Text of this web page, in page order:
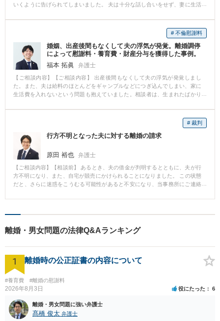
いくように告げられてしまいました。 夫は十分な話し合いをせず、妻に生活
生活する家も資金もなく、路頭に迷いかねないと疲弊した様子でご相談に来
られました。 【相談後】 ご相談を受けて直ちに受任し、まず婚姻費用の請求
を行いました。 月々の生活費に加え、相当額の子の学費分も確保することが
できました。 離婚については、一貫して離婚を認めない主張を行い、調停不
成立後の離婚裁判においても争いました。 その結果、尋問手続後に、裁判官
から離婚は認められない心証の開示があったところで夫側は離婚を諦め、訴
訟の取下げにより終了し、同居を再開しました。 【コメント】 離婚を一方的
に選択すれば他方配偶者の生活・老後の期待を大いに侵害する重大な結果を
伴います。 配偶者からの身勝手な離婚請求であれば、財産や身を守るために
も慎重な判断が必要です。 是非とも専門家の意見を得ることをおすすめしま
にならないことも多いです。 突然離婚を求められる相手方にも配慮して、円
満に離婚できるよう進めていくことが肝要です。 そのため、どのような条
件・方法での離婚を進めていくべきか専門家の意見を取り入れることをおす
すめします。
# 不倫慰謝料
婚姻、出産後間もなくして夫の浮気が発覚。離婚調停
によって慰謝料・養育費・財産分与を獲得した事例。
福本 拓眞
弁護士
【ご相談内容】【ご相談内容】 出産後間もなくして夫の浮気が発覚しまし
た。また、夫は給料のほとんどをギャンブルなどにつぎ込んでしまい、家に
生活費を入れないという問題も抱えていました。相談者は、生まれたばかり
でした。相談者としては、離婚したいという意思を有しているものの、慰謝
料や養育費といったものもきちんと払ってもらえるか不安があり、離婚に踏
み切れない状態でした。また、その時点ではまだ夫と同居していました。
【解決の過程と結果】 ご依頼後にまず相談者にお願いしたことは、浮気の証
拠を確保していただくことでした。具体的には、夫の浮気相手の女性とのメ
ッセージのやりとりをしている画面のスクリーンショット、あわよくば夫が
それを認めている念書を獲得していただくようにお願いしました。これらは
慰謝料を払ってもらうための強力な武器になるからです。そして、それらの
証拠を確保した上で別居に踏み出していただくようにお願いし、調停を起こ
した上で婚姻費用を支払ってもらいながら手続を進めていくことをご提案し
で話した時は不貞を認めていても、弁護士が入ったことを知ったことによっ
て相手方が身構えてしまい、不貞を否定するに至るということはよくありま
保、慰謝料獲得の大きな武器を手に入れることができました。交渉を有利に
進めていくためには、このように戦略が必要とあなります。とても満足して
いただいたと感じています。
# 裁判
行方不明となった夫に対する離婚の請求
原田 裕也 弁護士
【ご相談内容】【相談前】 あるとき、夫の借金が判明するとともに、夫が行
方不明になり、また、自宅が競売にかけられることになりました。 この状態
だと、さらに迷惑をこうむる可能性があると不安になり、当事務所にご連絡
→調停→訴訟と進んでいくのですが、この件では、夫の居所が分からず、連
こともできます。 このケースでは、少しでも早く離婚し、ご相談者様の不安
を解消することを第一の目標にしましたので、調停ではなく、訴訟を起こす
は、手間がかかるので、裁判所から連絡を受けたら、すぐに公示送達ができ
るよう準備をしていました。 しかし、提訴後、裁判所から、訴状が受け取ら
れたとの連絡を受けました。 そして、第1回の口頭弁論に被告が出席し、離婚
をするという内容で和解しました。 【先生のコメント】 公示送達を予定して
おり、そのために、資料を集めておりましたが、被告が裁判に出席すること
に驚きはありました。 しかし、早期に離婚をするという当初のご相談者様の
目的は達成できました。 ご相談者様の目的を達成するために、様々な法律、
制度を駆使するべく、調査し、準備することの大切が実感できた事案でし
離婚・男女問題の法律Q&Aランキング
1 離婚時の公正証書の内容について
#養育費 #離婚の慰謝料
2026年8月3日 役にたった 6
離婚・男女問題に強い弁護士
髙橋 俊太 弁護士